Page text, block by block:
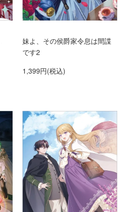
妹よ、その侯爵家令息は間諜
です2
1,399円(税込)